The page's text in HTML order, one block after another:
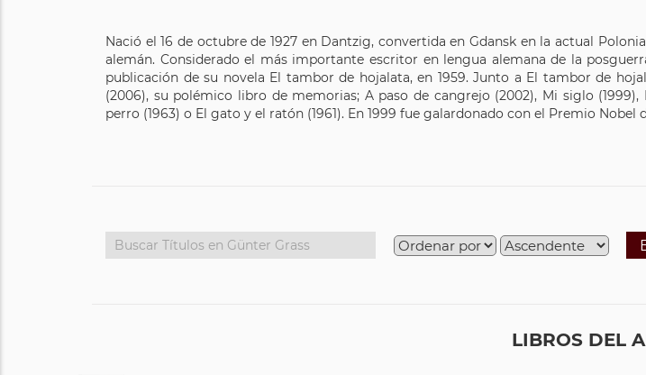
Nació el 16 de octubre de 1927 en Dantzig, convertida en Gdansk en la actual
alemán. Considerado el más importante escritor en lengua alemana de la
publicación de su novela El tambor de hojalata, en 1959. Junto a El tambor de
(2006), su polémico libro de memorias; A paso de cangrejo (2002), Mi siglo
perro (1963) o El gato y el ratón (1961). En 1999 fue galardonado con el Premio Nobel
LIBROS DEL